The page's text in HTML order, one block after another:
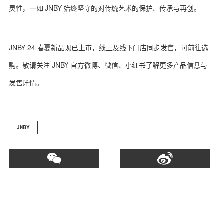
灵性，一如 JNBY 始终坚守的对传统艺术的保护、传承与再创。
JNBY 24 春夏新品现已上市，线上及线下门店同步发售，可前往选
购。敬请关注 JNBY 官方微博、微信、小红书了解更多产品信息与
发售详情。
JNBY